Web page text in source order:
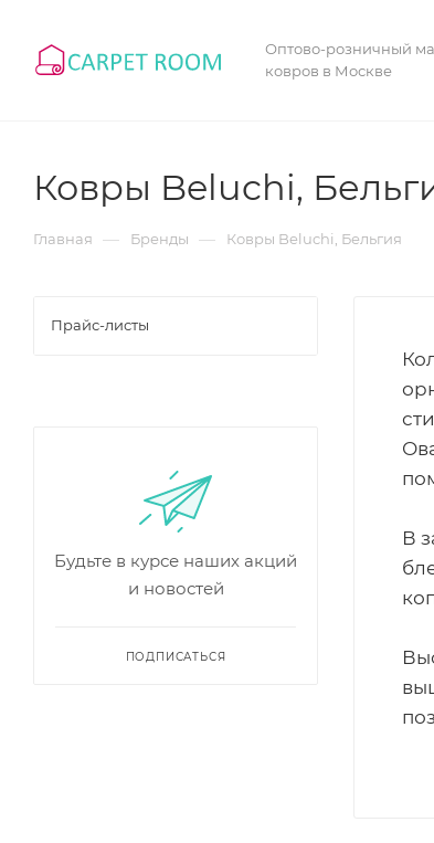
Оптово-розничный
ковров в Москве
Ковры Beluchi,
Главная — Бренды — Ковры Beluchi, Бельгия
В
Прайс-листы
Будьте в курсе наших акций
и новостей
ПОДПИСАТЬСЯ